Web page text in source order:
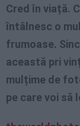
Cred în viață.
întâlnesc o
frumoase.
această pri
mulțime de
pe care voi să